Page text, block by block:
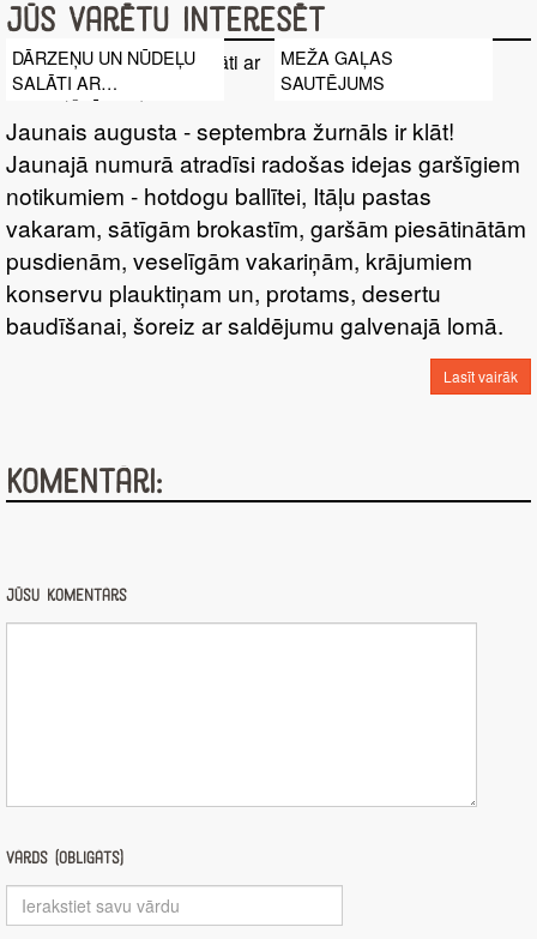
Jūs varētu interesēt
DĀRZEŅU UN NŪDEĻU
SALĀTI AR
KRAUKŠĶĪGO VISTIŅU
MEŽA GAĻAS
SAUTĒJUMS
Jaunais augusta - septembra žurnāls ir klāt!
Jaunajā numurā atradīsi radošas idejas garšīgiem
notikumiem - hotdogu ballītei, Itāļu pastas
vakaram, sātīgām brokastīm, garšām piesātinātām
pusdienām, veselīgām vakariņām, krājumiem
konservu plauktiņam un, protams, desertu
baudīšanai, šoreiz ar saldējumu galvenajā lomā.
Lasīt vairāk
Komentāri:
Jūsu komentārs
Vārds (obligāts)